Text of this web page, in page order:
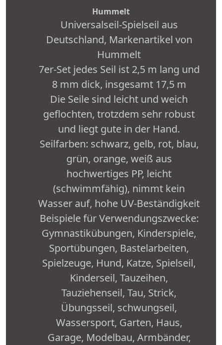
Hummelt
Universalseil-Spielseil aus
Deutschland, Markenartikel von
Hummelt
7er-Set jedes Seil ist 2,5 m lang und
8 mm dick, insgesamt 17,5 m
Die Seile sind leicht und weich
geflochten, trotzdem sehr robust
und liegt gute in der Hand.
Seilfarben: schwarz, gelb, rot, blau,
grün, orange, weiß aus
hochwertiges PP, leicht
(schwimmfähig), nimmt kein
Wasser auf, hohe UV-Beständigkeit
Beispiele für Verwendungszwecke:
Gymnastikübungen, Kinderspiele,
Sportübungen, Bastelarbeiten,
Spielzeuge, Hund, Katze, Spielseil,
Kinderseil, Tauzeihen,
Tauziehenseil, Tau, Strick,
Übungsseil, schwungseil,
Wassersport, Garten, Haus,
Garage, Modelbau, Armbänder,